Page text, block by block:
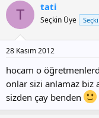
T tati
Seçkin Üye
28 Kasım 2012
hocam o
onlar sizi anlamaz biz
sizden çay benden